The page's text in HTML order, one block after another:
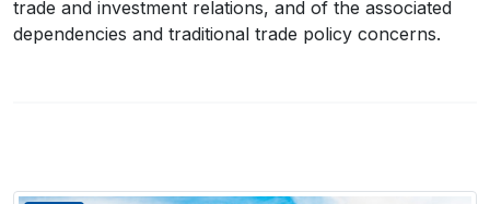
trade and investment relations, and of the associated
dependencies and traditional trade policy concerns.